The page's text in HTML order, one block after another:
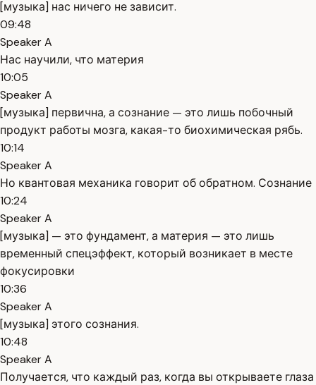
[музыка] нас ничего не зависит.
09:48
Speaker A
Нас научили, что материя
10:05
Speaker A
[музыка] первична, а сознание — это лишь побочный
продукт работы мозга, какая-то биохимическая рябь.
10:14
Speaker A
Но квантовая механика говорит об обратном. Сознание
10:24
Speaker A
[музыка] — это фундамент, а материя — это лишь
временный спецэффект, который возникает в месте
фокусировки
10:36
Speaker A
[музыка] этого сознания.
10:48
Speaker A
Получается, что каждый раз, когда вы открываете глаза